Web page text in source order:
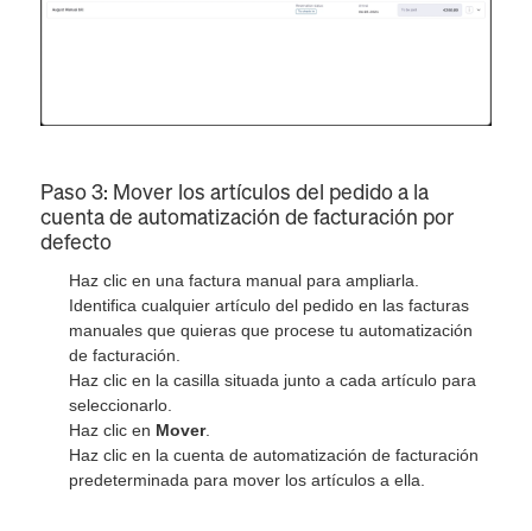
Paso 3: Mover los artículos del pedido a la
cuenta de automatización de facturación por
defecto
Haz clic en una factura manual para ampliarla.
Identifica cualquier artículo del pedido en las facturas
manuales que quieras que procese tu automatización
de facturación.
Haz clic en la casilla situada junto a cada artículo para
seleccionarlo.
Haz clic en Mover.
Haz clic en la cuenta de automatización de facturación
predeterminada para mover los artículos a ella.